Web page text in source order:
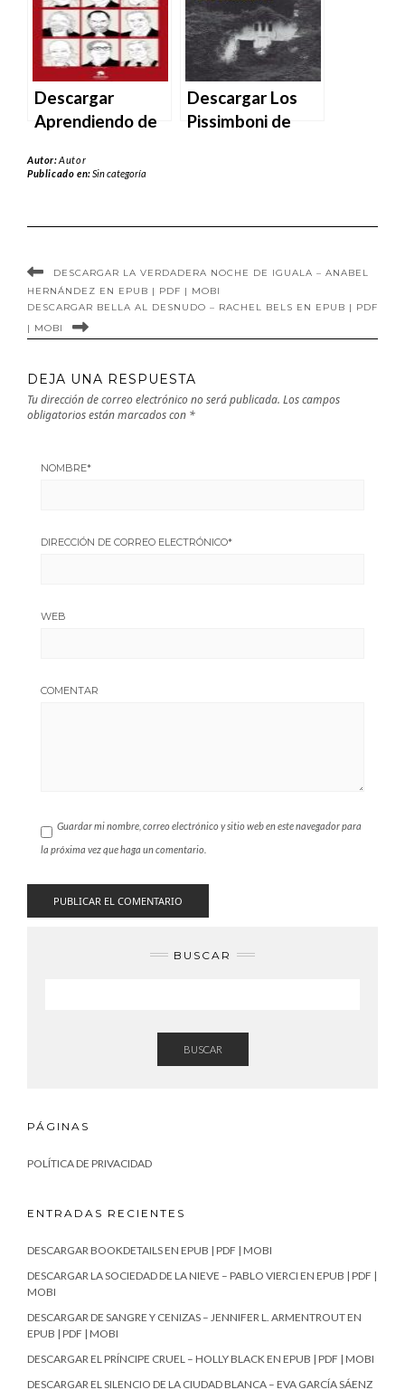
MOBI
García en EPUB |
PDF | MOBI
Descargar
Aprendiendo de
Francisco Alcaide
Descargar Los
Pissimboni de
Autor:Autor
Publicado en: Sin categoría
DESCARGAR LA VERDADERA NOCHE DE IGUALA – ANABEL
HERNÁNDEZ EN EPUB | PDF | MOBI
DESCARGAR BELLA AL DESNUDO – RACHEL BELS EN EPUB | PDF
| MOBI
DEJA UNA RESPUESTA
Tu dirección de correo electrónico no será publicada. Los campos
obligatorios están marcados con *
NOMBRE*
DIRECCIÓN DE CORREO ELECTRÓNICO*
WEB
COMENTAR
Guardar mi nombre, correo electrónico y sitio web en este navegador para
la próxima vez que haga un comentario.
BUSCAR
BUSCAR
PÁGINAS
POLÍTICA DE PRIVACIDAD
ENTRADAS RECIENTES
DESCARGAR BOOKDETAILS EN EPUB | PDF | MOBI
DESCARGAR LA SOCIEDAD DE LA NIEVE – PABLO VIERCI EN EPUB | PDF |
MOBI
DESCARGAR DE SANGRE Y CENIZAS – JENNIFER L. ARMENTROUT EN
EPUB | PDF | MOBI
DESCARGAR EL PRÍNCIPE CRUEL – HOLLY BLACK EN EPUB | PDF | MOBI
DESCARGAR EL SILENCIO DE LA CIUDAD BLANCA – EVA GARCÍA SÁENZ